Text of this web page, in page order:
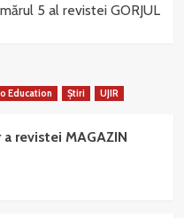
5 al revistei GORJUL
Education Știri UJIR
revistei MAGAZIN